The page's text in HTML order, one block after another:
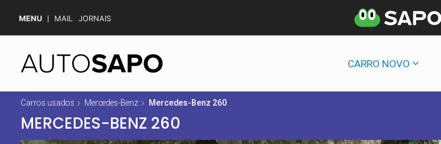
MENU MAIL JORNAIS
CARRO NOVO
Carros usados Mercedes-Benz Mercedes-Benz 260
MERCEDES-BENZ 260